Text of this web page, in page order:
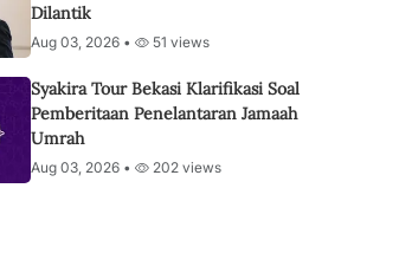
Dilantik
Aug 03, 2026 • 51 views
Syakira Tour Bekasi Klarifikasi Soal
Pemberitaan Penelantaran Jamaah
Umrah
Aug 03, 2026 • 202 views